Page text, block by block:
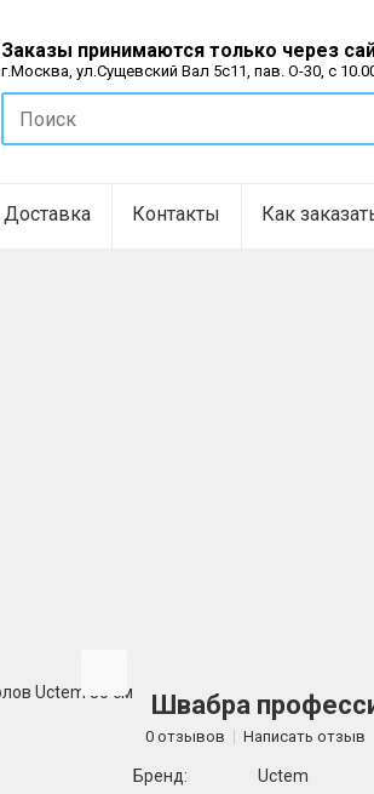
Заказы принимаются только через
г.Москва, ул.Сущевский Вал 5с11, пав. О-30, с
Доставка Контакты Как
Швабра
0 отзывов Написать отзыв
Бренд:
Uctem